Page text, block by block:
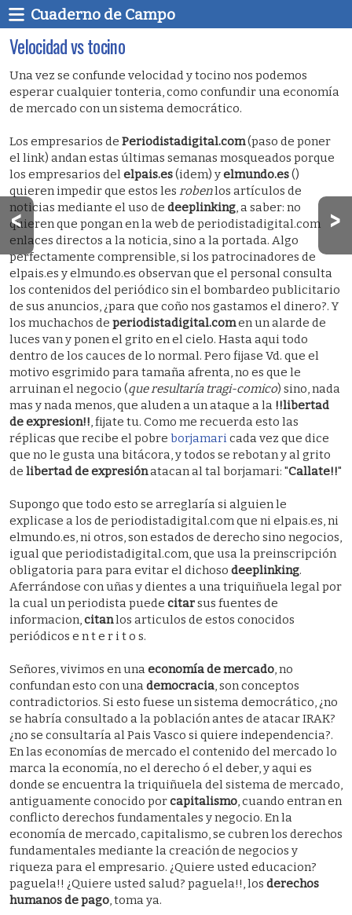
Cuaderno de Campo
Velocidad vs tocino
Una vez se confunde velocidad y tocino nos podemos
esperar cualquier tonteria, como confundir una economía
de mercado con un sistema democrático.
Los empresarios de Periodistadigital.com(paso de poner
el link) andan estas últimas semanas mosqueados porque
los empresarios delelpais.es(idem) yelmundo.es()
quieren impedir que estos les robenlos artículos de
noticias mediante el uso de deeplinking, a saber: no
quieren que pongan en la web de periodistadigital.com
enlaces directos a la noticia, sino a la portada. Algo
perfectamente comprensible, si los patrocinadores de
elpais.es y elmundo.es observan que el personal consulta
los contenidos del periódico sin el bombardeo publicitario
de sus anuncios, ¿para que coño nos gastamos el dinero?. Y
los muchachos de periodistadigital.comen un alarde de
luces van y ponen el grito en el cielo. Hasta aqui todo
dentro de los cauces de lo normal. Pero fijase Vd. que el
motivo esgrimido para tamaña afrenta, no es que le
arruinan el negocio (que resultaría tragi-comico) sino, nada
mas y nada menos, que aluden a un ataque a la !!libertad
de expresion!!, fijate tu. Como me recuerda esto las
réplicas que recibe el pobre borjamaricada vez que dice
que no le gusta una bitácora, y todos se rebotan y al grito
de libertad de expresiónatacan al tal borjamari: "Callate!!"
Supongo que todo esto se arreglaría si alguien le
explicase a los de periodistadigital.com que ni elpais.es, ni
elmundo.es, ni otros, son estados de derecho sino negocios,
igual que periodistadigital.com, que usa la preinscripción
obligatoria para para evitar el dichoso deeplinking.
Aferrándose con uñas y dientes a una triquiñuela legal por
la cual un periodista puede citarsus fuentes de
informacion,citanlos articulos de estos conocidos
periódicos e n t e r i t o s.
Señores, vivimos en unaeconomía de mercado, no
confundan esto con unademocracia, son conceptos
contradictorios. Si esto fuese un sistema democrático, ¿no
se habría consultado a la población antes de atacar IRAK?
¿no se consultaría al Pais Vasco si quiere independencia?.
En las economías de mercado el contenido del mercado lo
marca la economía, no el derecho ó el deber, y aqui es
donde se encuentra la triquiñuela del sistema de mercado,
antiguamente conocido porcapitalismo, cuando entran en
conflicto derechos fundamentales y negocio. En la
economía de mercado, capitalismo, se cubren los derechos
fundamentales mediante la creación de negocios y
riqueza para el empresario. ¿Quiere usted educacion?
paguela!! ¿Quiere usted salud? paguela!!, los derechos
humanos de pago, toma ya.